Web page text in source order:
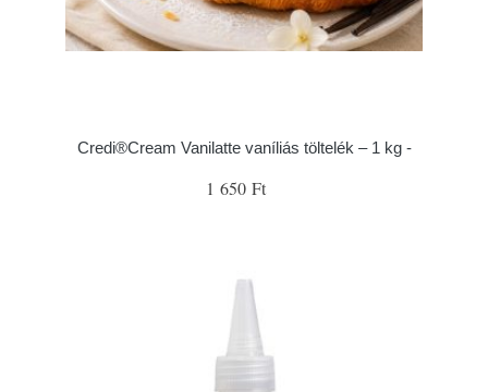
Credi®Cream Vanilatte vaníliás töltelék – 1 kg -
1 650 Ft